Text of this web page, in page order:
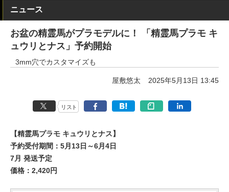
ニュース
お盆の精霊馬がプラモデルに！ 「精霊馬プラモ キ
ュウリとナス」予約開始
3mm穴でカスタマイズも
屋敷悠太 2025年5月13日 13:45
リスト
【精霊馬プラモ キュウリとナス】
予約受付期間：5月13日～6月4日
7月 発送予定
価格：2,420円